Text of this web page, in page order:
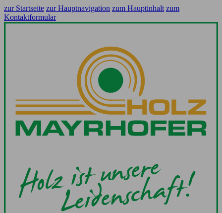
zur Startseite zur Hauptnavigation zum Hauptinhalt zum
Kontaktformular